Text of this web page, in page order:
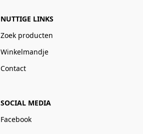
NUTTIGE LINKS
Zoek producten
Winkelmandje
Contact
SOCIAL MEDIA
Facebook